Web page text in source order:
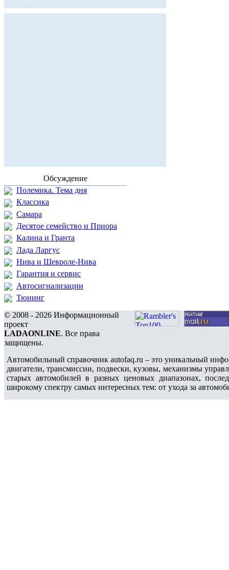
Обсуждение
Полемика. Тема дня
Классика
Самара
Десятое семейство и Приора
Калина и Гранта
Лада Ларгус
Нива и Шевроле-Нива
Гарантия и сервис
Автосигнализации
Тюнинг
© 2008 - 2026 Информационный
проект
LADAONLINE. Все права
защищены.
Автомобильный справочник autofaq.ru – это уникальный
двигатели, трансмиссии, подвески, кузовы, механизмы
старых автомобилей в разных ценовых диапазонах,
широкому спектру самых интересных тем: от ухода за